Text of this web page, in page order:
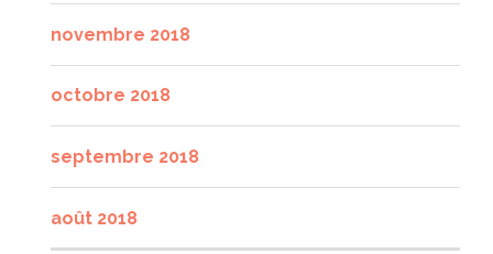
novembre 2018
octobre 2018
septembre 2018
août 2018